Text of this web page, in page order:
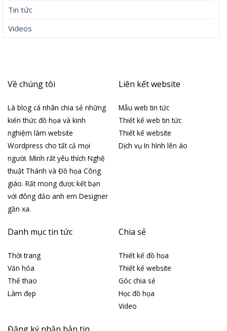
Tin tức
Videos
Về chúng tôi
Là blog cá nhân chia sẻ những
kiến thức đồ họa và kinh
nghiệm làm website
Wordpress cho tất cả mọi
người. Mình rất yêu thích Nghệ
thuật Thánh và Đồ họa Công
giáo. Rất mong được kết bạn
với đông đảo anh em Designer
gần xa.
Liên kết website
Mẫu web tin tức
Thiết kế web tin tức
Thiết kế website
Dịch vụ In hình lên áo
Danh mục tin tức
Thời trang
Văn hóa
Thể thao
Làm đẹp
Chia sẻ
Thiết kế đồ họa
Thiết kế website
Góc chia sẻ
Học đồ họa
Video
Đăng ký nhận bản tin